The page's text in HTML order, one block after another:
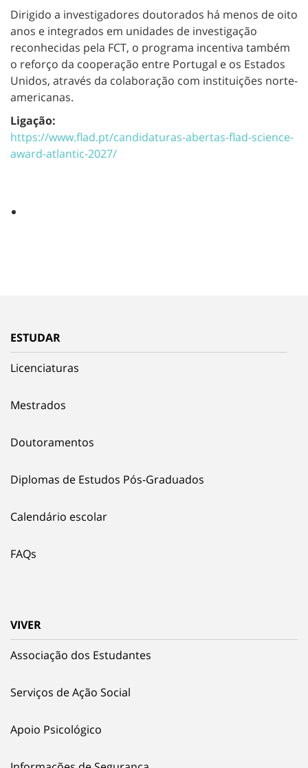
Dirigido a investigadores doutorados há menos de oito
anos e integrados em unidades de investigação
reconhecidas pela FCT, o programa incentiva também
o reforço da cooperação entre Portugal e os Estados
Unidos, através da colaboração com instituições norte-
americanas.
Ligação:
https://www.flad.pt/candidaturas-abertas-flad-science-
award-atlantic-2027/
ESTUDAR
Licenciaturas
Mestrados
Doutoramentos
Diplomas de Estudos Pós-Graduados
Calendário escolar
FAQs
VIVER
Associação dos Estudantes
Serviços de Ação Social
Apoio Psicológico